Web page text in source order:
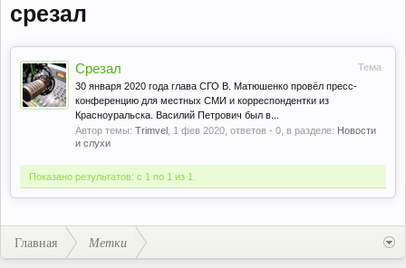
срезал
Тема
Срезал
30 января 2020 года глава СГО В. Матюшенко провёл пресс-
конференцию для местных СМИ и корреспондентки из
Красноуральска. Василий Петрович был в...
Автор темы: Trimvel 1 фев 2020 , ответов - 0, в разделе: Новости
и слухи
Показано результатов: с 1 по 1 из 1.
Главная Метки